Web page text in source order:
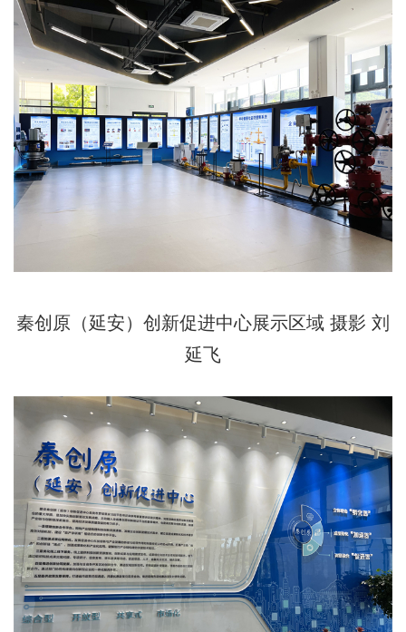
秦创原（延安）创新促进中心展示区域 摄影 刘
延飞